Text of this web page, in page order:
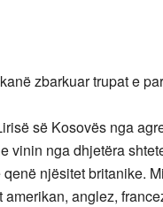
zbarkuar trupat e
së Kosovës nga
vinin nga dhjetëra
njësitet britanike.
anglez,